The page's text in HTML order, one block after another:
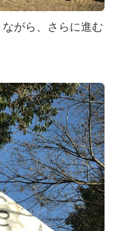
がら、さらに進む